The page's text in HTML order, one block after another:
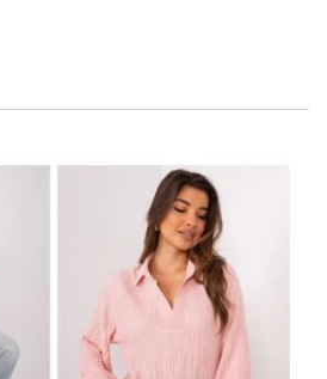
leidžiantis išreikšti savo